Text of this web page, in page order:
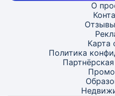
О
Карта
Политика